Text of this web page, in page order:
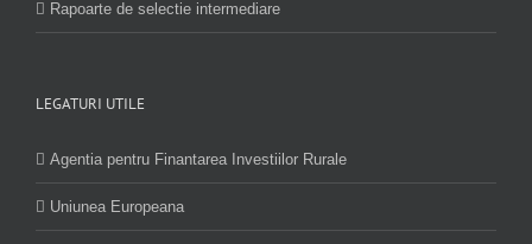
Rapoarte de selectie intermediare
LEGATURI UTILE
Agentia pentru Finantarea Investiilor Rurale
Uniunea Europeana